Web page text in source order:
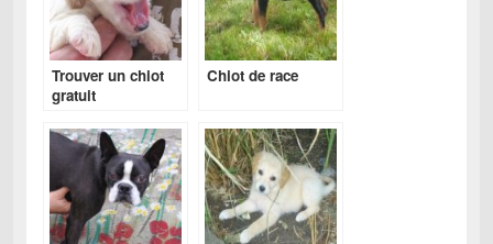
Trouver un chiot
gratuit
Chiot de race